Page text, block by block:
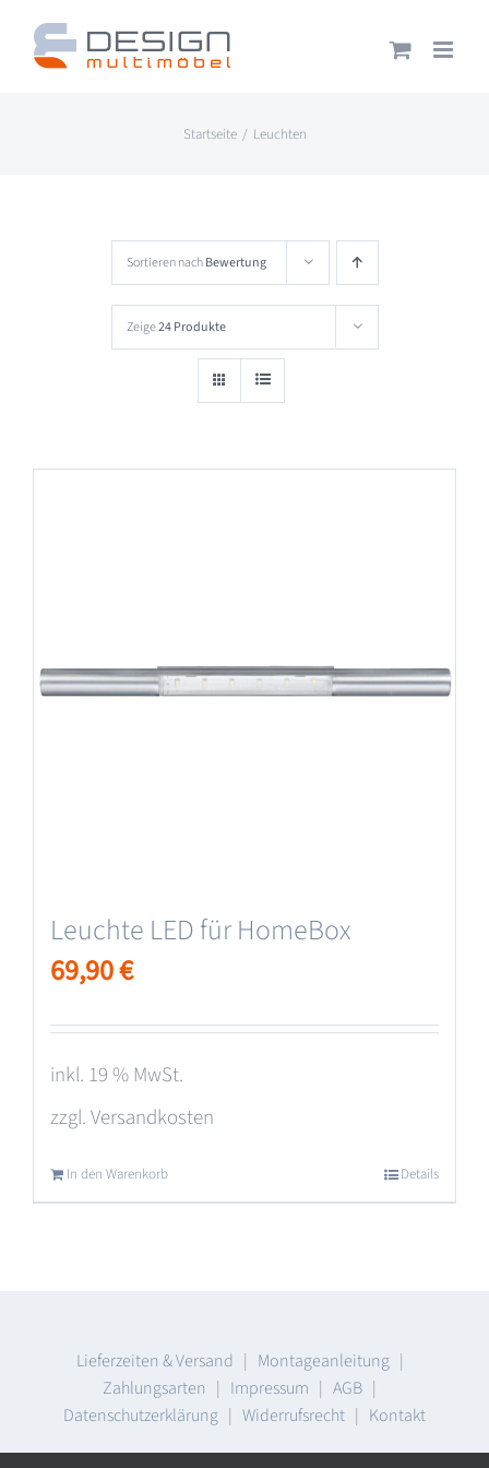
Zum
Inhalt
Startseite Leuchten
Sortieren nachBewertung
Zeige24 Produkte
Leuchte LED für HomeBox
69,90€
inkl. 19 % MwSt.
zzgl.Versandkosten
In den Warenkorb Details
Lieferzeiten & Versand | Montageanleitung|
Zahlungsarten | Impressum | AGB |
Datenschutzerklärung | Widerrufsrecht | Kontakt